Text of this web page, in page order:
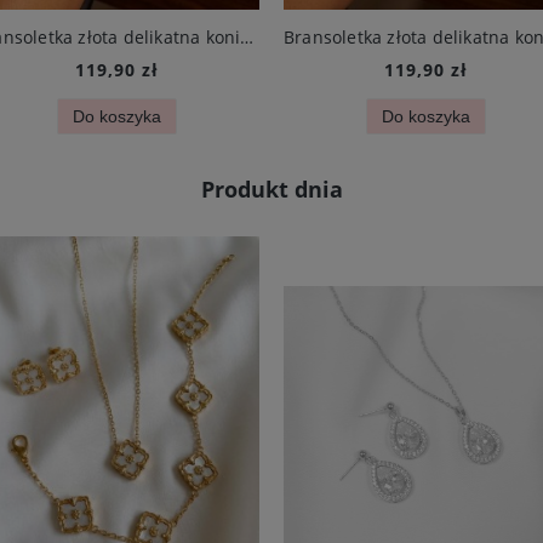
Bransoletka złota delikatna koniczynka mini czarna i cyrkonie stal chirurgiczna
119,90 zł
Do koszyka
119,90 zł
Do koszyka
Produkt dnia